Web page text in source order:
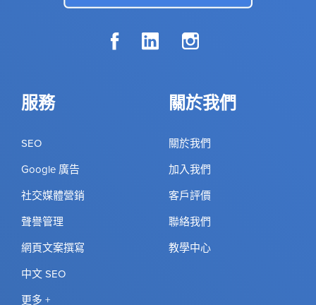
服務
SEO
Google 廣告
社交媒體營銷
聲譽管理
網頁文案撰寫
中文 SEO
更多 +
關於我們
關於我們
加入我們
客戶評價
聯絡我們
教學中心